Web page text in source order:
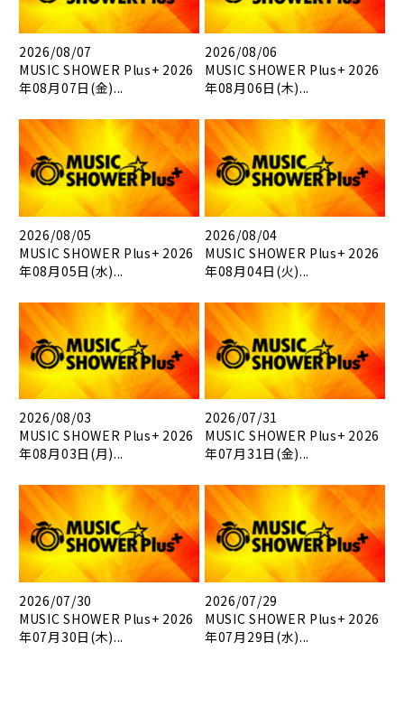
2026/08/07
MUSIC SHOWER Plus+ 2026
年08月07日(金)...
2026/08/06
MUSIC SHOWER Plus+ 2026
年08月06日(木)...
2026/08/05
MUSIC SHOWER Plus+ 2026
年08月05日(水)...
2026/08/04
MUSIC SHOWER Plus+ 2026
年08月04日(火)...
2026/08/03
MUSIC SHOWER Plus+ 2026
年08月03日(月)...
2026/07/31
MUSIC SHOWER Plus+ 2026
年07月31日(金)...
2026/07/30
MUSIC SHOWER Plus+ 2026
年07月30日(木)...
2026/07/29
MUSIC SHOWER Plus+ 2026
年07月29日(水)...